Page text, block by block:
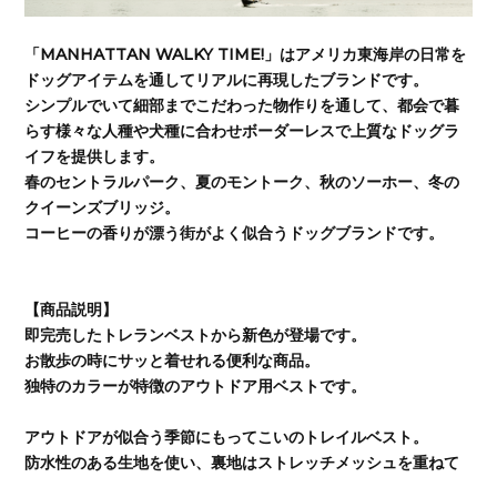
「MANHATTAN WALKY TIME!」はアメリカ東海岸の日常を
ドッグアイテムを通してリアルに再現したブランドです。
シンプルでいて細部までこだわった物作りを通して、都会で暮
らす様々な人種や犬種に合わせボーダーレスで上質なドッグラ
イフを提供します。
春のセントラルパーク、夏のモントーク、秋のソーホー、冬の
クイーンズブリッジ。
コーヒーの香りが漂う街がよく似合うドッグブランドです。
【商品説明】
即完売したトレランベストから新色が登場です。
お散歩の時にサッと着せれる便利な商品。
独特のカラーが特徴のアウトドア用ベストです。
アウトドアが似合う季節にもってこいのトレイルベスト。
防水性のある生地を使い、裏地はストレッチメッシュを重ねて